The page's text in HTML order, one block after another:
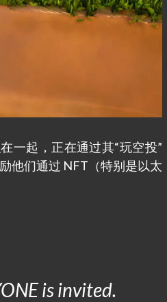
一起，正在通过其“玩空投”
他们通过 NFT（特别是以太
is invited.